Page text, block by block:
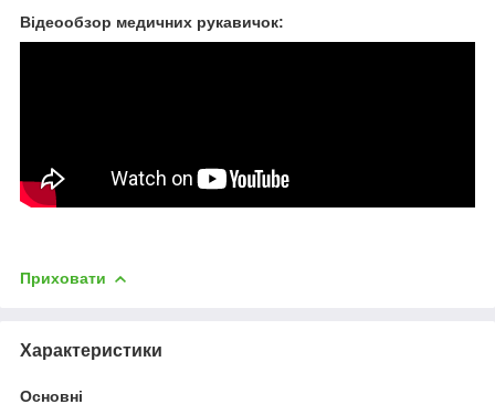
Відеообзор медичних рукавичок:
Приховати
Характеристики
Основні